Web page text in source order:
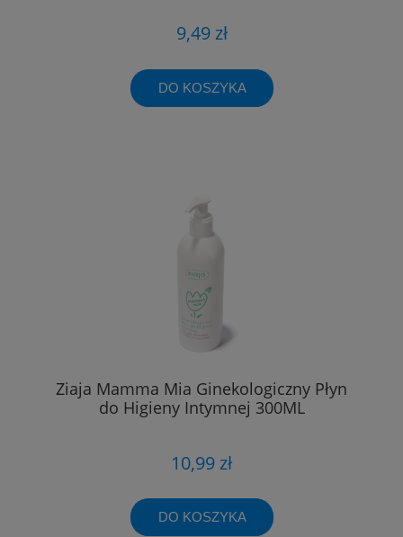
9,49 zł
DO KOSZYKA
Ziaja Mamma Mia Ginekologiczny Płyn
do Higieny Intymnej 300ML
10,99 zł
DO KOSZYKA